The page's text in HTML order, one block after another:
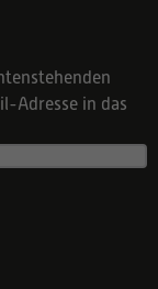
Adresse in das